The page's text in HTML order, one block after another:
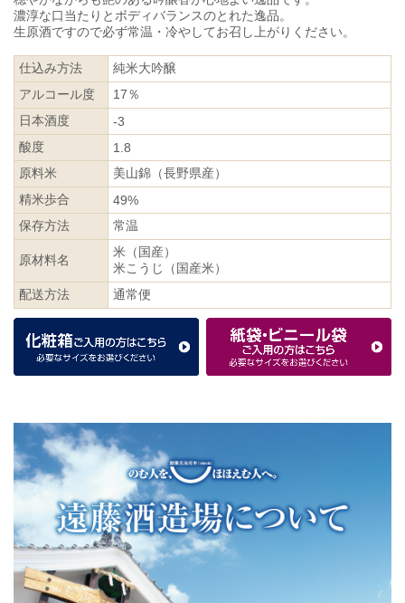
濃淳な口当たりとボディバランスのとれた逸品。
生原酒ですので必ず常温・冷やしてお召し上がりください。
仕込み方法
純米大吟醸
アルコール度
17％
日本酒度
-3
酸度
1.8
原料米
美山錦（長野県産）
精米歩合
49%
保存方法
常温
原材料名
米（国産）
米こうじ（国産米）
配送方法
通常便